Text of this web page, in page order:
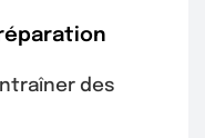
des